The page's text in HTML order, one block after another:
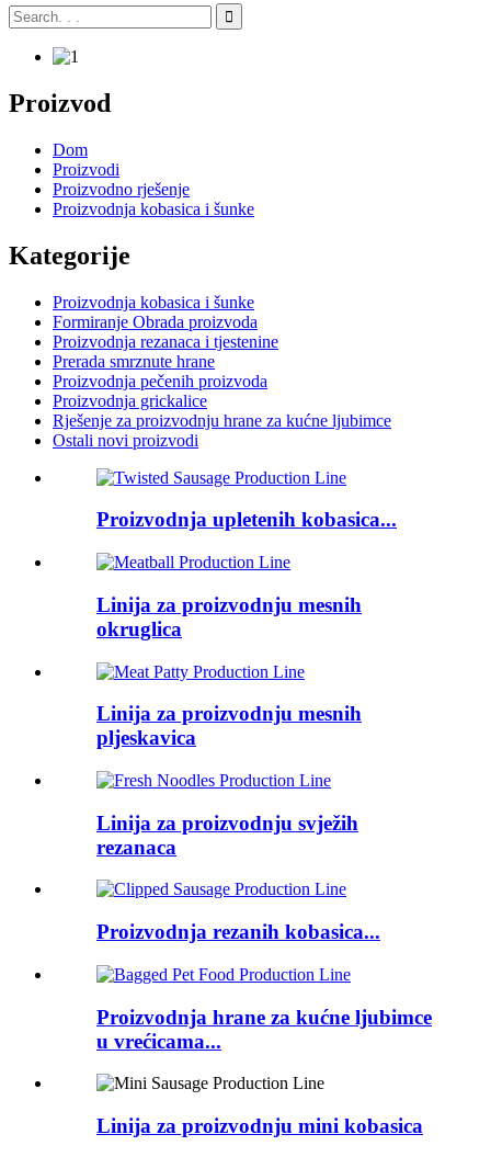
Proizvod
Dom
Proizvodi
Proizvodno rješenje
Proizvodnja kobasica i šunke
Kategorije
Proizvodnja kobasica i šunke
Formiranje Obrada proizvoda
Proizvodnja rezanaca i tjestenine
Prerada smrznute hrane
Proizvodnja pečenih proizvoda
Proizvodnja grickalice
Rješenje za proizvodnju hrane za kućne ljubimce
Ostali novi proizvodi
Proizvodnja upletenih kobasica...
Linija za proizvodnju mesnih
okruglica
Linija za proizvodnju mesnih
pljeskavica
Linija za proizvodnju svježih
rezanaca
Proizvodnja rezanih kobasica...
Proizvodnja hrane za kućne ljubimce
u vrećicama...
Linija za proizvodnju mini kobasica